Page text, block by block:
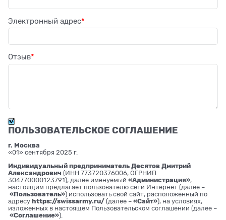
Электронный адрес
Отзыв
ПОЛЬЗОВАТЕЛЬСКОЕ СОГЛАШЕНИЕ
г. Москва
«01» сентября 2025 г.
Индивидуальный предприниматель Десятов Дмитрий
Александрович (ИНН 773720376006, ОГРНИП
304770000123791), далее именуемый «Администрация»,
настоящим предлагает пользователю сети Интернет (далее –
«Пользователь») использовать свой сайт, расположенный по
адресу https://swissarmy.ru/ (далее – «Сайт»), на условиях,
изложенных в настоящем Пользовательском соглашении (далее –
«Соглашение»).